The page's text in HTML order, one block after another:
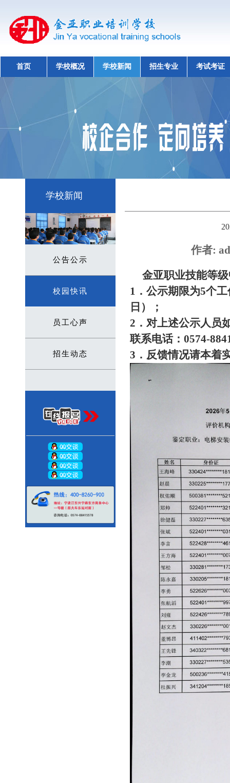
首页 学校概况 学校新闻 招生专业 考试考证
学校新闻
公告公示
校园快讯
员工心声
招生动态
作者:
金亚职业技能等
1．公示期限为5个
日）；
2．对上述公示人员
联系电话：0574-
3．反馈情况请本着